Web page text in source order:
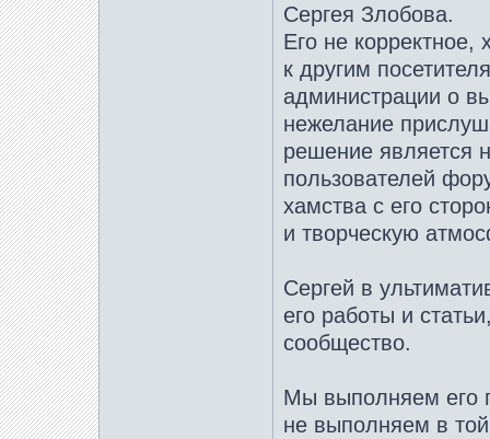
Сергея Злобова.
Его не
к другим
администрации о
нежелание
решение является
пользователей
хамства с его
и творческую
Cергей в
его работы и
сообщество.
Мы выполняем его
не выполняем в